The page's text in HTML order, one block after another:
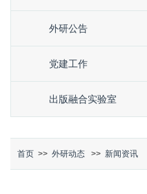
外研公告
党建工作
出版融合实验室
首页 >> 外研动态 >> 新闻资讯